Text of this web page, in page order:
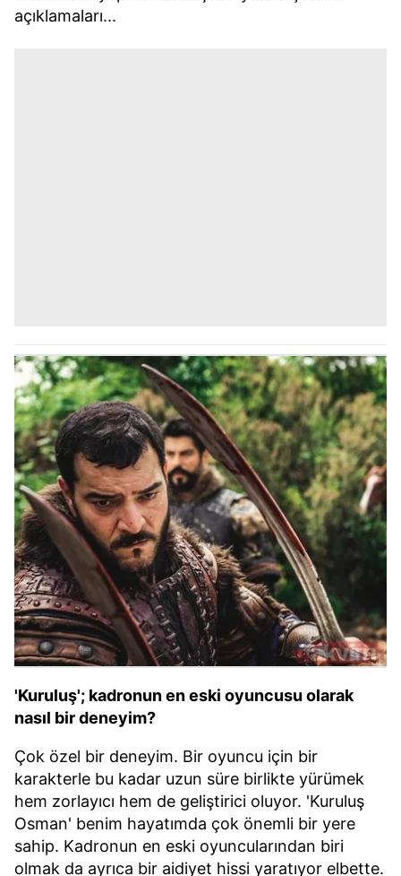
açıklamaları...
'Kuruluş'; kadronun en eski oyuncusu olarak
nasıl bir deneyim?
Çok özel bir deneyim. Bir oyuncu için bir
karakterle bu kadar uzun süre birlikte yürümek
hem zorlayıcı hem de geliştirici oluyor. 'Kuruluş
Osman' benim hayatımda çok önemli bir yere
sahip. Kadronun en eski oyuncularından biri
olmak da ayrıca bir aidiyet hissi yaratıyor elbette.